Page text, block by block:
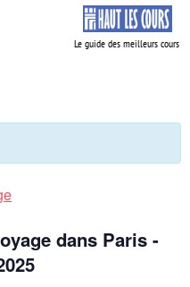
dans Paris -